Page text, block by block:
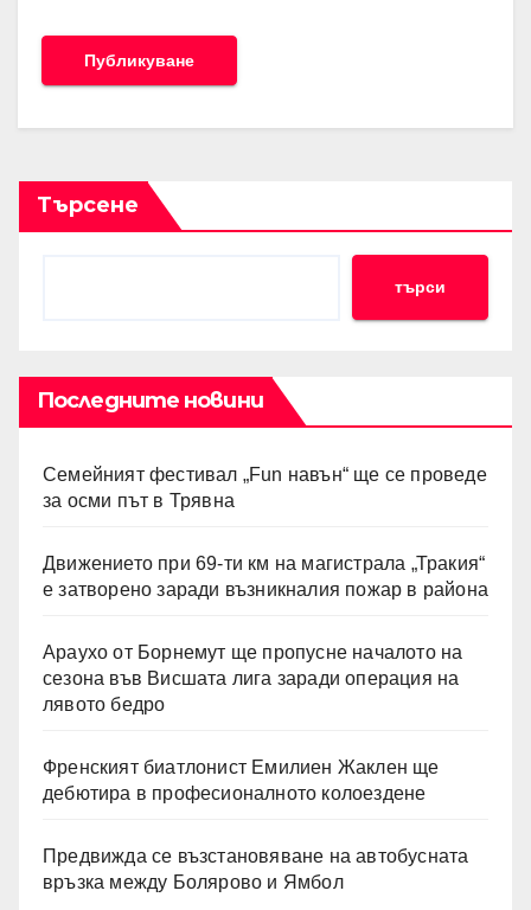
Търсене
търси
Последните новини
Семейният фестивал „Fun навън“ ще се проведе
за осми път в Трявна
Движението при 69-ти км на магистрала „Тракия“
е затворено заради възникналия пожар в района
Араухо от Борнемут ще пропусне началото на
сезона във Висшата лига заради операция на
лявото бедро
Френският биатлонист Емилиен Жаклен ще
дебютира в професионалното колоездене
Предвижда се възстановяване на автобусната
връзка между Болярово и Ямбол